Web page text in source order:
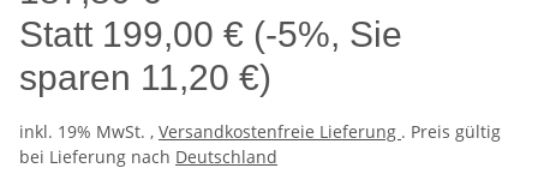
Statt 199,00 € (-5%, Sie
sparen 11,20 €)
inkl. 19% MwSt. , Versandkostenfreie Lieferung . Preis gültig
bei Lieferung nach Deutschland